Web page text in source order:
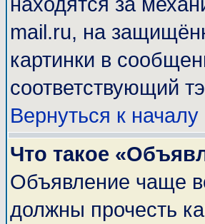
mail.ru, на
картинки в
соответствующий
Вернуться к началу
Что такое
Объявление чаще
должны прочесть